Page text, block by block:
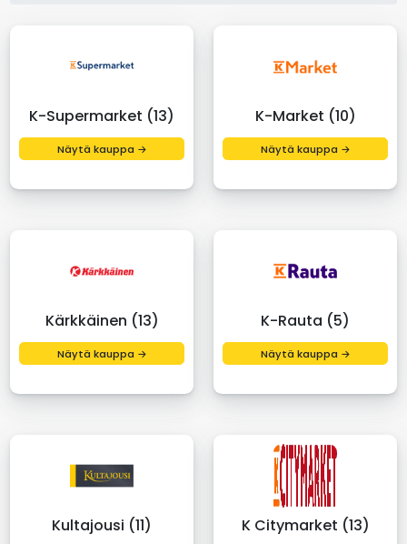
K-Supermarket (13)
Näytä kauppa →
K-Market (10)
Näytä kauppa →
Kärkkäinen (13)
Näytä kauppa →
K-Rauta (5)
Näytä kauppa →
Kultajousi (11) K Citymarket (13)